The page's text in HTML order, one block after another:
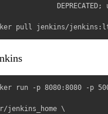
pull jenkins/
run -p 8080:8080 -p
jenkins_home \